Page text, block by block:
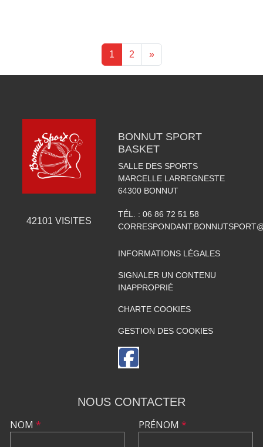
1 2 »
42101 VISITES
BONNUT SPORT
BASKET
SALLE DES SPORTS
MARCELLE LARREGNESTE
64300 BONNUT
TÉL. : 06 86 72 51 58
INFORMATIONS LÉGALES
SIGNALER UN CONTENU
INAPPROPRIÉ
CHARTE COOKIES
GESTION DES COOKIES
NOUS CONTACTER
NOM * PRÉNOM *